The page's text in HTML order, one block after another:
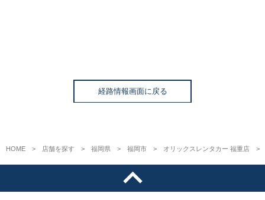
経路情報画面に戻る
HOME 店舗を探す 福岡県 福岡市 オリックスレンタカー 福重店